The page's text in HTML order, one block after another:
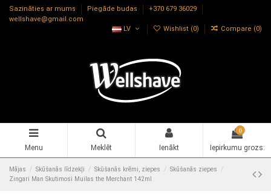
Sazināties ar mums Piegāde budas
+370 679 36029
wellshave@gmail.com
LV
Wishlist (0) Compare (0)
Menu Meklēt Ienākt
0
Iepirkumu grozs:
Mājas Skūšanās līdzekļi Skūšanās krēmi, ziepes
Skūšanās ziepes
Zingari Man Skutimosi Muilas the Merchant 142ml